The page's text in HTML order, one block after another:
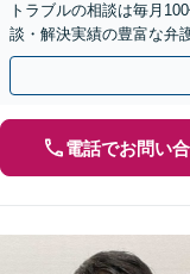
トラブルの相談は毎月
談・解決実績の豊富な弁
倫相談は初回0円】【大
電話でお問い